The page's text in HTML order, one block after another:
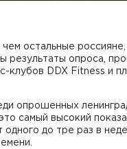
остальные
результаты опроса,
клубов DDX Fitness и
опрошенных
самый высокий
до тре раз в